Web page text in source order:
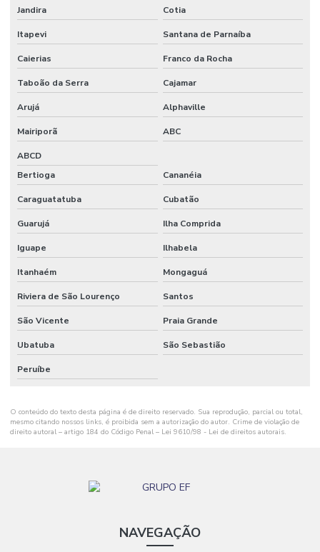
Piso de concreto para galpão
Piso de concreto polido industrial
Piso industrial de concreto polido
Polimento de piso de concreto
Preço do piso vinílico colocado
Preço metro quadrado construção de galpão
Preço piso industrial
Projeto com acabamento polimérico
Projeto arquitetônico preço
Projeto arquitetônico preço por metro quadrado
Projeto arquitetônico quanto custa
Reforma comercial construtora
Reforma de construção civil em geral03
Revestimento epóxi para piso de concreto
Jandira Cotia
Itapevi Santana de Parnaíba
Caierias Franco da Rocha
Taboão da Serra Cajamar
Arujá Alphaville
Mairiporã ABC
ABCD
Bertioga
Cananéia
Caraguatatuba Cubatão
Guarujá Ilha Comprida
Iguape Ilhabela
Itanhaém Mongaguá
Riviera de São Lourenço Santos
São Vicente Praia Grande
Ubatuba São Sebastião
Peruíbe
O conteúdo do texto desta página é de direito reservado. Sua reprodução, parcial ou total,
mesmo citando nossos links, é proibida sem a autorização do autor. Crime de violação de
direito autoral – artigo 184 do Código Penal – Lei 9610/98 - Lei de direitos autorais.
NAVEGAÇÃO